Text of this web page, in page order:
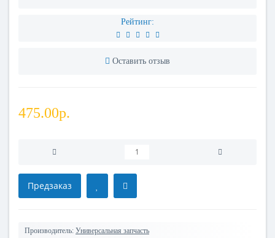
Рейтинг:
Оставить отзыв
475.00р.
Предзаказ
Производитель: Универсальная запчасть